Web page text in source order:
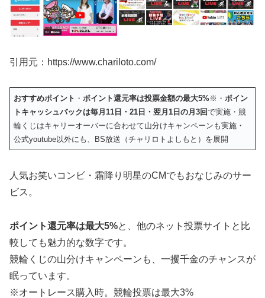
引用元：https://www.chariloto.com/
おすすめポイント ・ポイント還元率は投票金額の最大5%※・ポイン
トキャッシュバックは毎月11日・21日・翌月1日の月3回で実施・競
輪くじはキャリーオーバーに合わせて山分けキャンペーンも実施・
公式youtube以外にも、BS放送（チャリロトよしもと）を展開
人気お笑いコンビ・霜降り明星のCMでもおなじみのサー
ビス。
ポイント還元率は最大5%と、他のネット投票サイトと比
較しても魅力的な数字です。
競輪くじの山分けキャンペーンも、一攫千金のチャンスが
眠っています。
※オートレース購入時。競輪投票は最大3%